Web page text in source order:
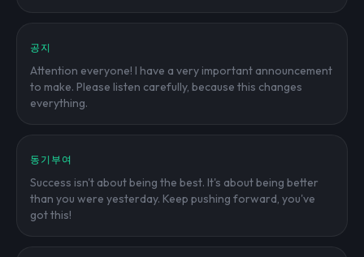
공지
Attention everyone! I have a very important announcement
to make. Please listen carefully, because this changes
everything.
동기부여
Success isn't about being the best. It's about being better
than you were yesterday. Keep pushing forward, you've
got this!